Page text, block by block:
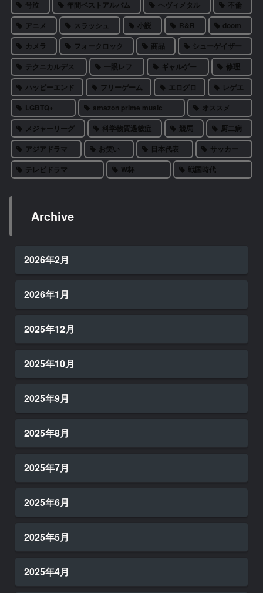
号泣 年間ベストアルバム ヘヴィメタル
不倫
アニメ
スラッシュ 小説 R&R
doom
カメラ
フォークロック 商品
シューゲイザー
テクニカルデス
一眼レフ ギャルゲー
修理
ハッピーエンド
フリーゲーム エログロ
レゲエ
LGBTQ+
amazon prime music
オススメ
メジャーリーグ
科学物質過敏症 競馬
厨二病
アジアドラマ
お笑い 日本代表
サッカー
テレビドラマ
W杯 戦国時代
Archive
2026年2月
2026年1月
2025年12月
2025年10月
2025年9月
2025年8月
2025年7月
2025年6月
2025年5月
2025年4月